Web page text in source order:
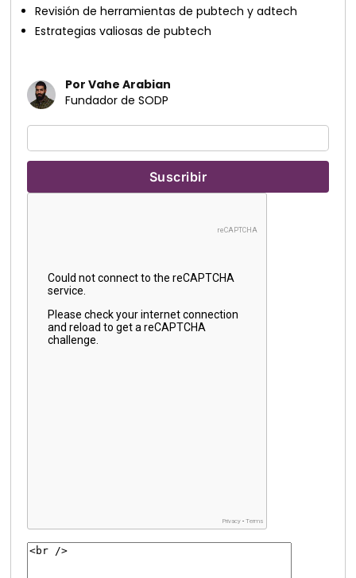
Revisión de herramientas de pubtech y adtech
Estrategias valiosas de pubtech
Por Vahe Arabian
Fundador de SODP